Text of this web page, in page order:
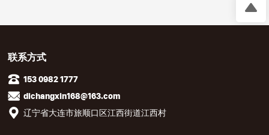
联系方式
153 0982 1777
dlchangxin168@163.com
辽宁省大连市旅顺口区江西街道江西村